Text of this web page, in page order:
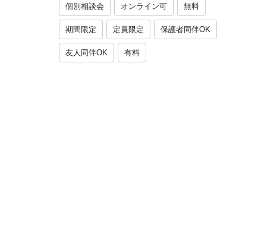
個別相談会 オンライン可 無料
期間限定 定員限定 保護者同伴OK
友人同伴OK 有料